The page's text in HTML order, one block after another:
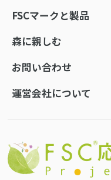
FSCマークと製品
森に親しむ
お問い合わせ
運営会社について